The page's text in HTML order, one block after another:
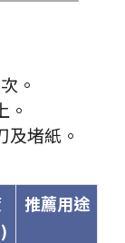
。
。
堵紙。
推薦用途